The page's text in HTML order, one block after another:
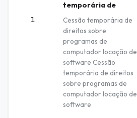
1
temporária de
Cessão temporária de
direitos sobre
programas de
computador locação de
software Cessão
temporária de direitos
sobre programas de
computador locação de
software